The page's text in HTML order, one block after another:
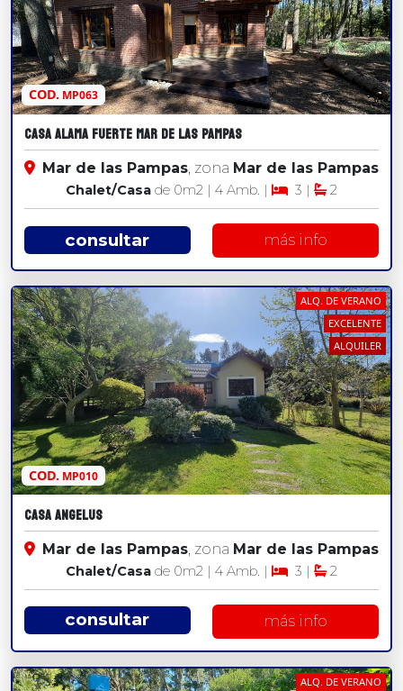
COD.MP063
CASA ALAMA FUERTE MAR DE LAS PAMPAS
Mar de las Pampas, zona Mar de las Pampas
Chalet/Casa de 0m2 | 4 Amb. | 3 | 2
consultar más info
COD.MP010
ALQ. DE VERANO
EXCELENTE
ALQUILER
CASA ANGELUS
Mar de las Pampas, zona Mar de las Pampas
Chalet/Casa de 0m2 | 4 Amb. | 3 | 2
consultar más info
ALQ. DE VERANO